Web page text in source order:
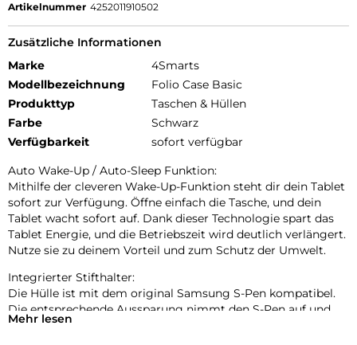
Artikelnummer 4252011910502
Zusätzliche Informationen
Marke
4Smarts
Modellbezeichnung
Folio Case Basic
Produkttyp
Taschen & Hüllen
Farbe
Schwarz
Verfügbarkeit
sofort verfügbar
Auto Wake-Up / Auto-Sleep Funktion:
Mithilfe der cleveren Wake-Up-Funktion steht dir dein Tablet
sofort zur Verfügung. Öffne einfach die Tasche, und dein
Tablet wacht sofort auf. Dank dieser Technologie spart das
Tablet Energie, und die Betriebszeit wird deutlich verlängert.
Nutze sie zu deinem Vorteil und zum Schutz der Umwelt.
Integrierter Stifthalter:
Die Hülle ist mit dem original Samsung S-Pen kompatibel.
Die entsprechende Aussparung nimmt den S-Pen auf und
ermöglicht eine sichere magnetische Befestigung am
Mehr lesen